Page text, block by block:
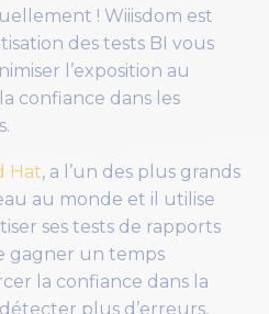
! Wiiisdom est
des tests BI vous
l’exposition au
confiance dans les
Hat, a l’un des plus grands
au monde et il utilise
ses tests de rapports
gagner un temps
la confiance dans la
plus d’erreurs,